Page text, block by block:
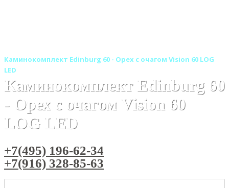
Каминокомплект Edinburg 60 - Орех с очагом Vision 60 LOG
LED
Каминокомплект Edinburg 60
- Орех с очагом Vision 60
LOG LED
+7(495) 196-62-34
+7(916) 328-85-63